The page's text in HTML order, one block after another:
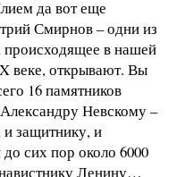
да вот еще
Смирнов – одни из
происходящее в нашей
веке, открывают. Вы
16 памятников
Невскому –
защитнику, и
сих пор около 6000
Ленину…